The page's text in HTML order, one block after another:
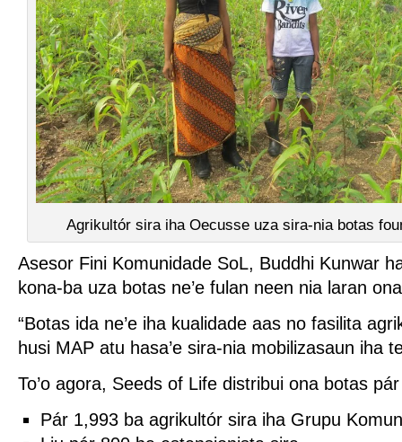
Agrikultór sira iha Oecusse uza sira-nia botas
Asesor Fini Komunidade SoL, Buddhi Kunwar
kona-ba uza botas ne’e fulan neen nia laran
“Botas ida ne’e iha kualidade aas no fasilita
husi MAP atu hasa’e sira-nia mobilizasaun iha
To’o agora, Seeds of Life distribui ona botas
Pár 1,993 ba agrikultór sira iha Grupu